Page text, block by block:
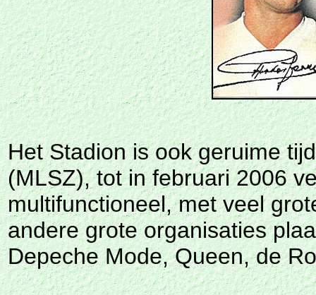
Het Stadion is ook geruime
(MLSZ), tot in februari 2006
multifunctioneel, met veel
andere grote organisaties
Depeche Mode, Queen, de